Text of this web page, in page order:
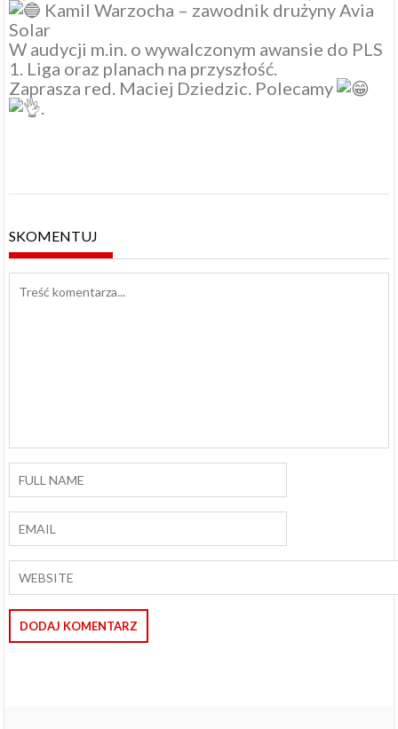
Kamil Warzocha – zawodnik drużyny Avia
Solar
W audycji m.in. o wywalczonym awansie do PLS
1. Liga oraz planach na przyszłość.
Zaprasza red. Maciej Dziedzic. Polecamy
.
SKOMENTUJ